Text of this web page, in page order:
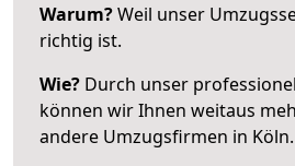
Warum?Weil unser
richtig ist.
Wie? Durch unser
können wir Ihnen weitaus
andere Umzugsfirmen in Köln.